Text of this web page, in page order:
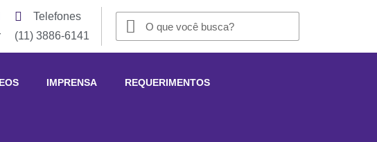
Telefones
(11) 3886-6141
IMPRENSA REQUERIMENTOS